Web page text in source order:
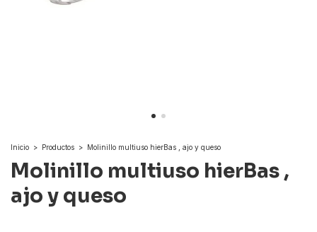
Inicio > Productos > Molinillo multiuso hierBas , ajo y queso
Molinillo multiuso hierBas ,
ajo y queso